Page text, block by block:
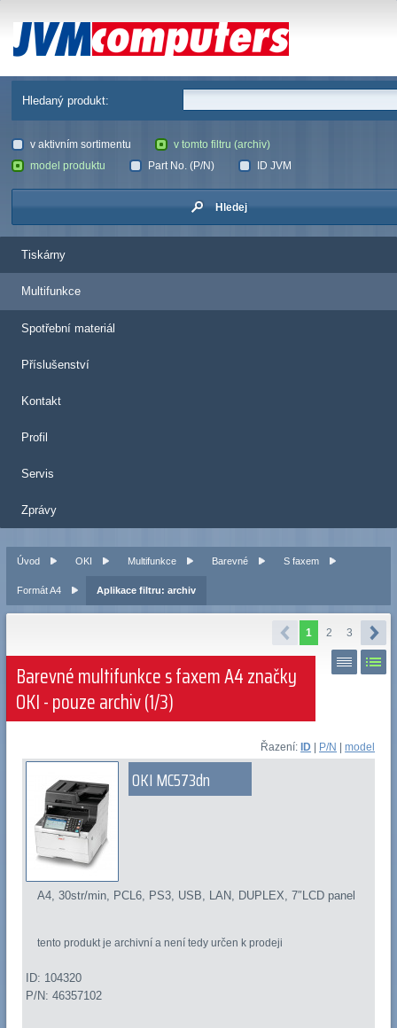
JVM Computers
Hledaný produkt:
v aktivním sortimentu
v tomto filtru (archiv)
model produktu
Part No. (P/N) ID JVM
Hledej
Tiskárny
Multifunkce
Spotřební materiál
Příslušenství
Kontakt
Profil
Servis
Zprávy
Úvod OKI Multifunkce Barevné S faxem
Formát A4 Aplikace filtru: archiv
1 2 3
Barevné multifunkce s faxem A4 značky
OKI - pouze archiv (1/3)
Řazení: ID P/N |model
OKI MC573dn
A4, 30str/min, PCL6, PS3, USB, LAN, DUPLEX, 7″LCD panel
tento produkt je archivní a není tedy určen k prodeji
ID: 104320
P/N: 46357102